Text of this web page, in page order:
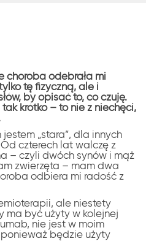
choroba odebrała mi
tę fizyczną, ale i
by opisać to, co czuję.
krótko – to nie z niechęci,
„stara”, dla innych
Od czterech lat walczę z
– czyli dwóch synów i mąż
zwierzęta – mam dwa
odbiera mi radość z
ale niestety
ma być użyty w kolejnej
nie jest w moim
będzie użyty